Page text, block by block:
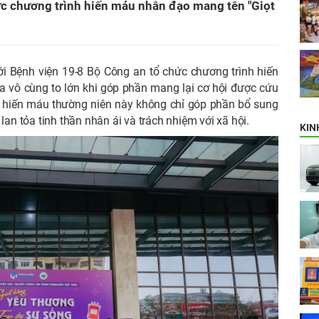
chương trình hiến máu nhân đạo mang tên "Giọt
Bệnh viện 19-8 Bộ Công an tổ chức chương trình hiến
vô cùng to lớn khi góp phần mang lại cơ hội được cứu
máu thường niên này không chỉ góp phần bổ sung
tỏa tinh thần nhân ái và trách nhiệm với xã hội.